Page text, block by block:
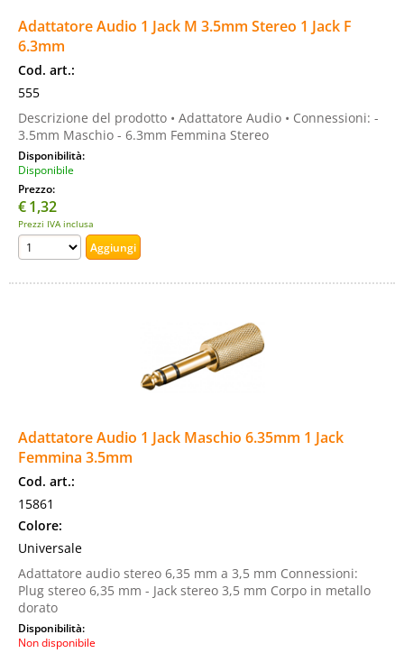
Adattatore Audio 1 Jack M 3.5mm Stereo 1 Jack F
6.3mm
Cod. art.:
555
Descrizione del prodotto • Adattatore Audio • Connessioni: -
3.5mm Maschio - 6.3mm Femmina Stereo
Disponibilità:
Disponibile
Prezzo:
€1,32
Prezzi IVA inclusa
Adattatore Audio 1 Jack Maschio 6.35mm 1 Jack
Femmina 3.5mm
Cod. art.:
15861
Colore:
Universale
Adattatore audio stereo 6,35 mm a 3,5 mm Connessioni:
Plug stereo 6,35 mm - Jack stereo 3,5 mm Corpo in metallo
dorato
Disponibilità:
Non disponibile